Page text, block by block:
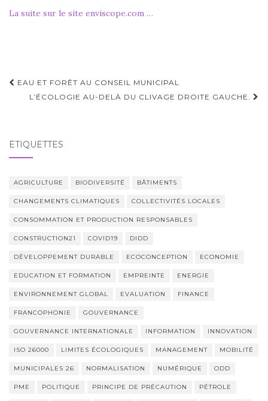
La suite sur le site enviscope.com …
Navigation
d'article
EAU ET FORÊT AU CONSEIL MUNICIPAL
L’ÉCOLOGIE AU-DELÀ DU CLIVAGE DROITE GAUCHE.
ÉTIQUETTES
AGRICULTURE BIODIVERSITÉ BÂTIMENTS
CHANGEMENTS CLIMATIQUES COLLECTIVITÉS LOCALES
CONSOMMATION ET PRODUCTION RESPONSABLES
CONSTRUCTION21 COVID19 DIDD
DÉVELOPPEMENT DURABLE ECOCONCEPTION ECONOMIE
EDUCATION ET FORMATION EMPREINTE ENERGIE
ENVIRONNEMENT GLOBAL EVALUATION FINANCE
FRANCOPHONIE GOUVERNANCE
GOUVERNANCE INTERNATIONALE INFORMATION INNOVATION
ISO 26000 LIMITES ÉCOLOGIQUES MANAGEMENT MOBILITÉ
MUNICIPALES 26 NORMALISATION NUMÉRIQUE ODD
PME POLITIQUE PRINCIPE DE PRÉCAUTION PÉTROLE